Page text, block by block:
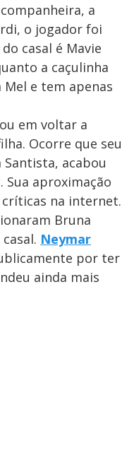
a
o jogador foi
casal é Mavie
a caçulinha
e tem apenas
em voltar a
Ocorre que seu
acabou
aproximação
na internet.
Bruna
Neymar
por ter
ainda mais